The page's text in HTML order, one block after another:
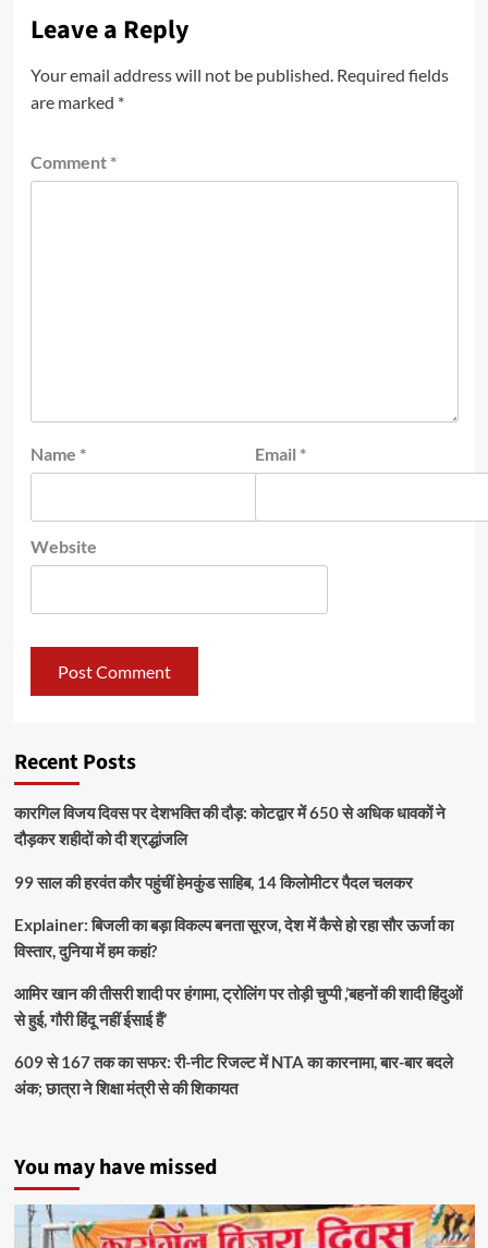
Leave a Reply
Your email address will not be published. Required fields
are marked *
Comment *
Name * Email *
Website
Recent Posts
कारगिल विजय दिवस पर देशभक्ति की दौड़: कोटद्वार में 650 से अधिक धावकों ने
दौड़कर शहीदों को दी श्रद्धांजलि
99 साल की हरवंत कौर पहुंचीं हेमकुंड साहिब, 14 किलोमीटर पैदल चलकर
Explainer: बिजली का बड़ा विकल्प बनता सूरज, देश में कैसे हो रहा सौर ऊर्जा का
विस्तार, दुनिया में हम कहां?
आमिर खान की तीसरी शादी पर हंगामा, ट्रोलिंग पर तोड़ी चुप्पी ,’बहनों की शादी हिंदुओं
से हुई, गौरी हिंदू नहीं ईसाई हैं’
609 से 167 तक का सफर: री-नीट रिजल्ट में NTA का कारनामा, बार-बार बदले
अंक; छात्रा ने शिक्षा मंत्री से की शिकायत
You may have missed